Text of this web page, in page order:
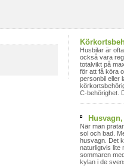
Husbilar är
också vara
totalvikt på
för att få köra
personbil eller
C-behörighet.
När man
sol och bad.
husvagn. Det
naturligtvis lite
sommaren
kylan i de